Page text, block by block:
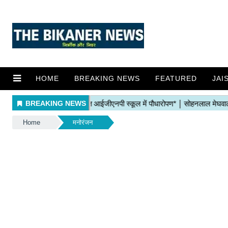
HOME BREAKING NEWS FEATURED
Home मनोरंजन